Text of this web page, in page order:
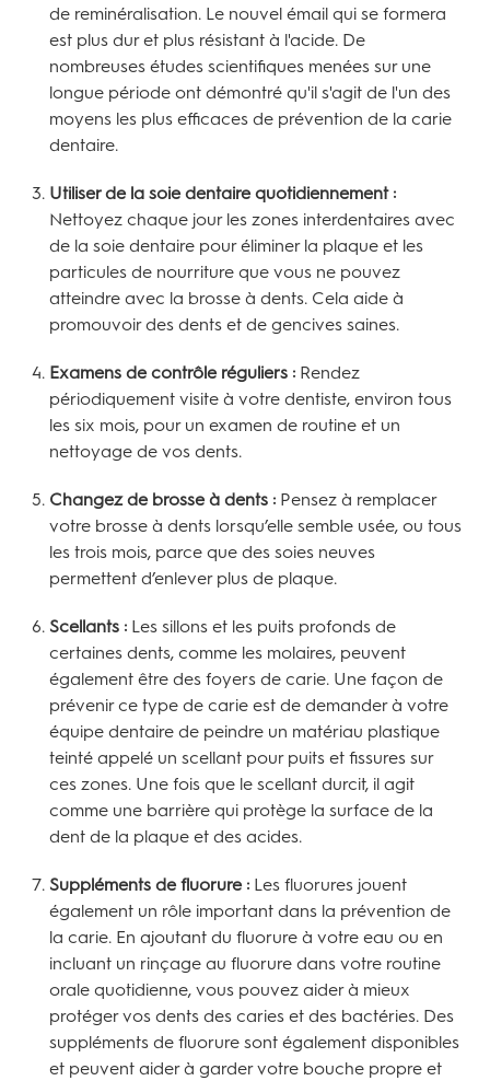
de reminéralisation. Le nouvel émail qui se formera
est plus dur et plus résistant à l'acide. De
nombreuses études scientifiques menées sur une
longue période ont démontré qu'il s'agit de l'un des
moyens les plus efficaces de prévention de la carie
dentaire.
Utiliser de la soie dentaire quotidiennement :
Nettoyez chaque jour les zones interdentaires avec
de la soie dentaire pour éliminer la plaque et les
particules de nourriture que vous ne pouvez
atteindre avec la brosse à dents. Cela aide à
promouvoir des dents et de gencives saines.
Examens de contrôle réguliers : Rendez
périodiquement visite à votre dentiste, environ tous
les six mois, pour un examen de routine et un
nettoyage de vos dents.
Changez de brosse à dents : Pensez à remplacer
votre brosse à dents lorsqu’elle semble usée, ou tous
les trois mois, parce que des soies neuves
permettent d’enlever plus de plaque.
Scellants : Les sillons et les puits profonds de
certaines dents, comme les molaires, peuvent
également être des foyers de carie. Une façon de
prévenir ce type de carie est de demander à votre
équipe dentaire de peindre un matériau plastique
teinté appelé un scellant pour puits et fissures sur
ces zones. Une fois que le scellant durcit, il agit
comme une barrière qui protège la surface de la
dent de la plaque et des acides.
Suppléments de fluorure : Les fluorures jouent
également un rôle important dans la prévention de
la carie. En ajoutant du fluorure à votre eau ou en
incluant un rinçage au fluorure dans votre routine
orale quotidienne, vous pouvez aider à mieux
protéger vos dents des caries et des bactéries. Des
suppléments de fluorure sont également disponibles
et peuvent aider à garder votre bouche propre et